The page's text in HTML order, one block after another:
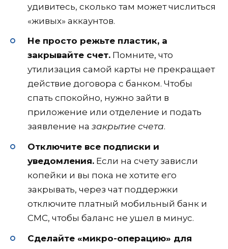
удивитесь, сколько там может числиться
«живых» аккаунтов.
Не просто режьте пластик, а
закрывайте счет. Помните, что
утилизация самой карты не прекращает
действие договора с банком. Чтобы
спать спокойно, нужно зайти в
приложение или отделение и подать
заявление на закрытие счета.
Отключите все подписки и
уведомления. Если на счету зависли
копейки и вы пока не хотите его
закрывать, через чат поддержки
отключите платный мобильный банк и
СМС, чтобы баланс не ушел в минус.
Сделайте «микро-операцию» для